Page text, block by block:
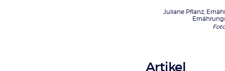
Juliane Pflanz,
Artikel